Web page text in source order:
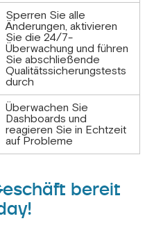
Sperren Sie alle
Änderungen, aktivieren
Sie die 24/7-
Überwachung und führen
Sie abschließende
Qualitätssicherungstests
durch
Überwachen Sie
Dashboards und
reagieren Sie in Echtzeit
auf Probleme
bereit